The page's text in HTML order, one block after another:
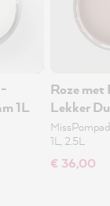
1L
Roze met
Lekker
muurverf
1L, 2.5L
€ 36,00